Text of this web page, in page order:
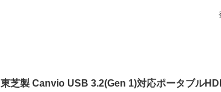
東芝製 Canvio USB 3.2(Gen 1)対応ポータブル